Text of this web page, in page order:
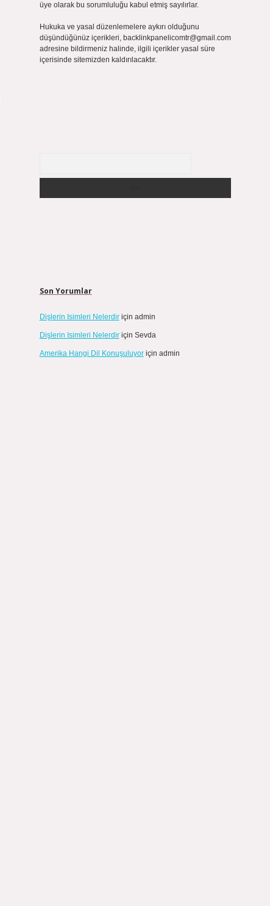
üye olarak bu sorumluluğu kabul etmiş sayılırlar.
Hukuka ve yasal düzenlemelere aykırı olduğunu
düşündüğünüz içerikleri, backlinkpanelicomtr@gmail.com
adresine bildirmeniz halinde, ilgili içerikler yasal süre
içerisinde sitemizden kaldırılacaktır.
Son Yorumlar
Dişlerin Isimleri Nelerdiriçin admin
Dişlerin Isimleri Nelerdiriçin Sevda
Amerika Hangi Dil Konuşuluyoriçin admin